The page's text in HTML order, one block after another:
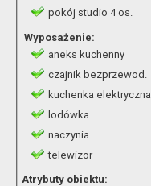
pokój studio 4 os.
Wyposażenie:
aneks kuchenny
czajnik bezprzewod.
kuchenka elektryczna
lodówka
naczynia
telewizor
Atrybuty obiektu: